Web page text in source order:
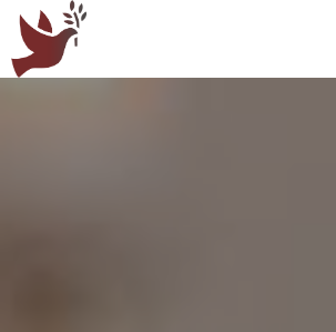
Panneau de gestion des cookies